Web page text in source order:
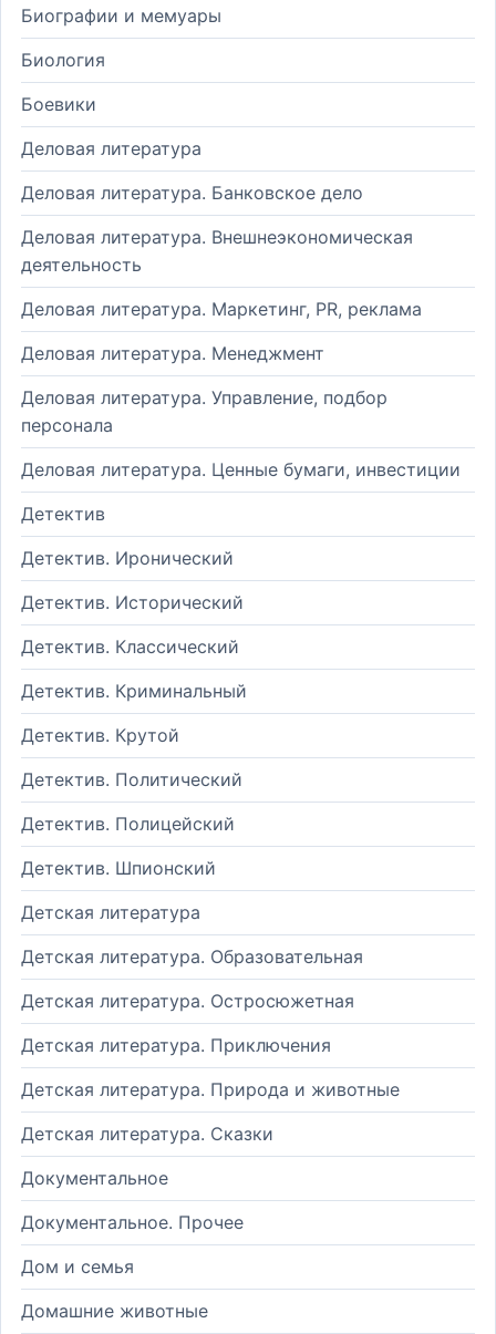
Биографии и мемуары
Биология
Боевики
Деловая литература
Деловая литература. Банковское дело
Деловая литература. Внешнеэкономическая
деятельность
Деловая литература. Маркетинг, PR, реклама
Деловая литература. Менеджмент
Деловая литература. Управление, подбор
персонала
Деловая литература. Ценные бумаги, инвестиции
Детектив
Детектив. Иронический
Детектив. Исторический
Детектив. Классический
Детектив. Криминальный
Детектив. Крутой
Детектив. Политический
Детектив. Полицейский
Детектив. Шпионский
Детская литература
Детская литература. Образовательная
Детская литература. Остросюжетная
Детская литература. Приключения
Детская литература. Природа и животные
Детская литература. Сказки
Документальное
Документальное. Прочее
Дом и семья
Домашние животные